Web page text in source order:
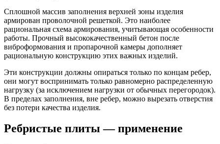
Сплошной массив заполнения верхней зоны изделия
армирован проволочной решеткой. Это наиболее
рациональная схема армирования, учитывающая особенности
работы. Прочный высококачественный бетон после
виброформования и пропарочной камеры дополняет
рациональную конструкцию этих важных изделий.
Эти конструкции должны опираться только по концам ребер,
они могут воспринимать только равномерно распределенную
нагрузку (за исключением нагрузки от обычных перегородок).
В пределах заполнения, вне ребер, можно вырезать отверстия
без потери качества изделия.
Ребристые плиты — применение